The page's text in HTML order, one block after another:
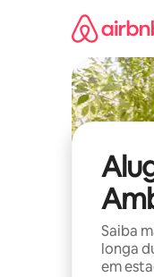
Saiba
longa
em